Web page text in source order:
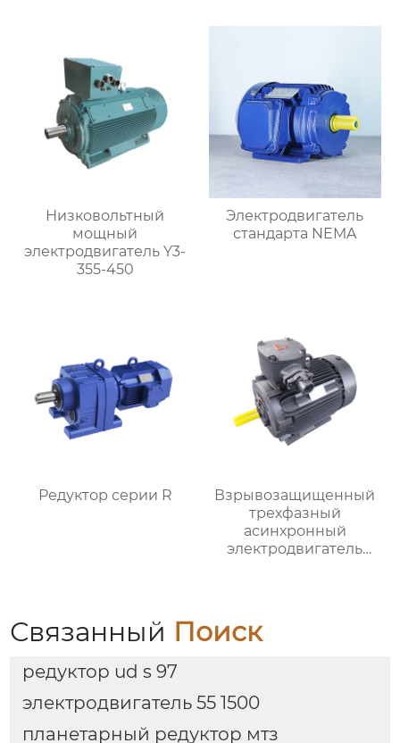
Низковольтный
мощный
электродвигатель Y3-
355-450
Электродвигатель
стандарта NEMA
Редуктор серии R
Взрывозащищенный
трехфазный
асинхронный
электродвигатель
Связанный Поиск
редуктор ud s 97
электродвигатель 55 1500
планетарный редуктор мтз